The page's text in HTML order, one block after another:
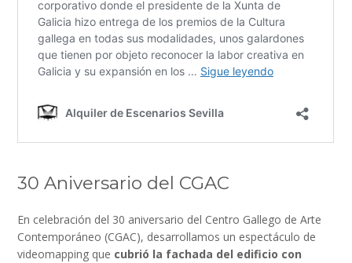
30 Aniversario del CGAC
En celebración del 30 aniversario del Centro Gallego de Arte
Contemporáneo (CGAC), desarrollamos un espectáculo de
videomapping que cubrió la fachada del edificio con